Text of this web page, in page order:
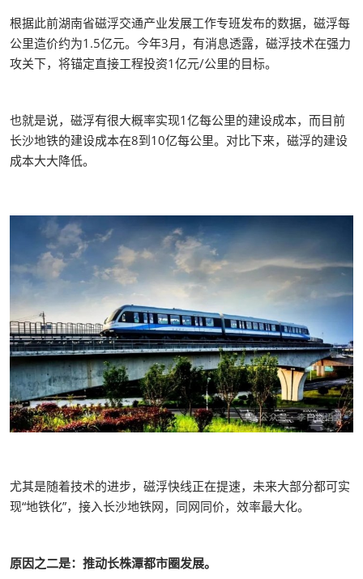
根据此前湖南省磁浮交通产业发展工作专班发布的数据，磁浮每
公里造价约为1.5亿元。今年3月，有消息透露，磁浮技术在强力
攻关下，将锚定直接工程投资1亿元/公里的目标。
也就是说，磁浮有很大概率实现1亿每公里的建设成本，而目前
长沙地铁的建设成本在8到10亿每公里。对比下来，磁浮的建设
成本大大降低。
尤其是随着技术的进步，磁浮快线正在提速，未来大部分都可实
现“地铁化”，接入长沙地铁网，同网同价，效率最大化。
原因之二是：推动长株潭都市圈发展。